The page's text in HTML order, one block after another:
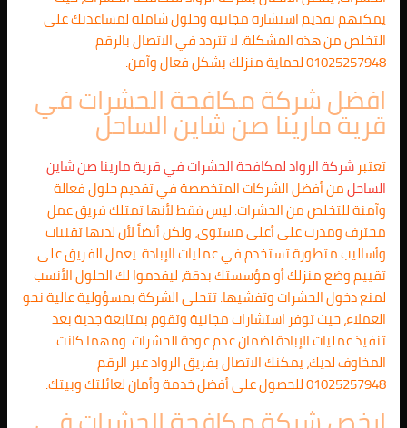
يمكنهم تقديم استشارة مجانية وحلول شاملة لمساعدتك على
التخلص من هذه المشكلة. لا تتردد في الاتصال بالرقم
01025257948 لحماية منزلك بشكل فعال وآمن.
افضل شركة مكافحة الحشرات في
قرية مارينا صن شاين الساحل
تعتبرشركة الرواد لمكافحة الحشرات في قرية مارينا صن شاين
الساحلمن أفضل الشركات المتخصصة في تقديم حلول فعالة
وآمنة للتخلص من الحشرات. ليس فقط لأنها تمتلك فريق عمل
محترف ومدرب على أعلى مستوى، ولكن أيضاً لأن لديها تقنيات
وأساليب متطورة تستخدم في عمليات الإبادة. يعمل الفريق على
تقييم وضع منزلك أو مؤسستك بدقة، ليقدموا لك الحلول الأنسب
لمنع دخول الحشرات وتفشيها. تتحلى الشركة بمسؤولية عالية نحو
العملاء، حيث توفر استشارات مجانية وتقوم بمتابعة جدية بعد
تنفيذ عمليات الإبادة لضمان عدم عودة الحشرات. ومهما كانت
المخاوف لديك، يمكنك الاتصال بفريق الرواد عبر الرقم
01025257948 للحصول على أفضل خدمة وأمان لعائلتك وبيتك.